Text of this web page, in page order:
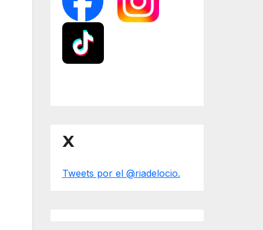
X
Tweets por el @riadelocio.